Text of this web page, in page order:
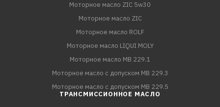
Моторное масло ZIC 5w30
Моторное масло ZIC
Моторное масло ROLF
Моторное масло LIQUI MOLY
Моторное масло MB 229.1
Моторное масло с допуском MB 229.3
Моторное масло с допуском MB 229.5
ТРАНСМИССИОННОЕ МАСЛО